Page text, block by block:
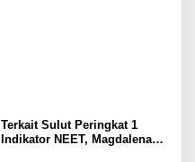
Terkait Sulut Peringkat 1
Indikator NEET, Magdalena